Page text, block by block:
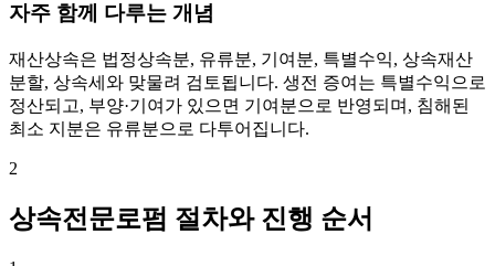
자주 함께 다루는 개념
재산상속은 법정상속분, 유류분, 기여분, 특별수익, 상속재산
분할, 상속세와 맞물려 검토됩니다. 생전 증여는 특별수익으로
정산되고, 부양·기여가 있으면 기여분으로 반영되며, 침해된
최소 지분은 유류분으로 다투어집니다.
2
상속전문로펌 절차와 진행 순서